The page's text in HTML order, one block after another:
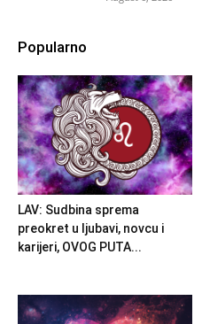
Popularno
LAV: Sudbina sprema
preokret u ljubavi, novcu i
karijeri, OVOG PUTA...